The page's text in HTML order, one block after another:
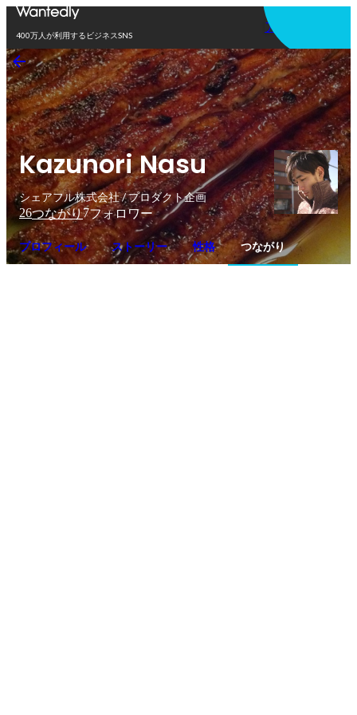
400万人が利用するビジネスSNS
アプリを使う
Kazunori Nasu
シェアフル株式会社 / プロダクト企画
26つながり7フォロワー
プロフィール ストーリー 性格 つながり